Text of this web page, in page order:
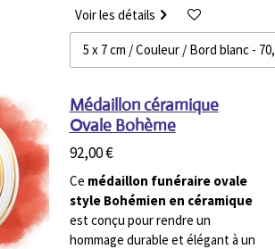
Voir les détails
Médaillon céramique
Ovale Bohème
92,00 €
Ce médaillon funéraire ovale
style Bohémien en céramique
est conçu pour rendre un
hommage durable et élégant à un